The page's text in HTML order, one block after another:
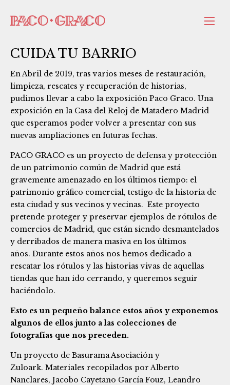
CUIDA TU BARRIO
En Abril de 2019, tras varios meses de restauración,
limpieza, rescates y recuperación de historias,
pudimos llevar a cabo la exposición Paco Graco. Una
exposición en la Casa del Reloj de Matadero Madrid
que esperamos poder volver a presentar con sus
nuevas ampliaciones en futuras fechas.
PACO GRACO es un proyecto de defensa y protección
de un patrimonio común de Madrid que está
gravemente amenazado en los últimos tiempo: el
patrimonio gráfico comercial, testigo de la historia de
esta ciudad y sus vecinos y vecinas. Este proyecto
pretende proteger y preservar ejemplos de rótulos de
comercios de Madrid, que están siendo desmantelados
y derribados de manera masiva en los últimos
años. Durante estos años nos hemos dedicado a
rescatar los rótulos y las historias vivas de aquellas
tiendas que han ido cerrando, y queremos seguir
haciéndolo.
Esto es un pequeño balance estos años y exponemos
algunos de ellos junto a las colecciones de
fotografías que nos preceden.
Un proyecto de Basurama Asociación y
Zuloark. Materiales recopilados por Alberto
Nanclares, Jacobo Cayetano García Fouz, Leandro